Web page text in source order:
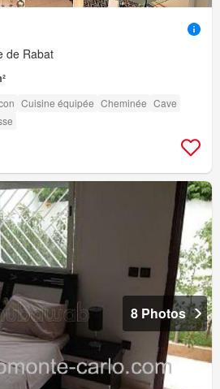
de Rabat
Cuisine équipée Cheminée Cave
8 Photos